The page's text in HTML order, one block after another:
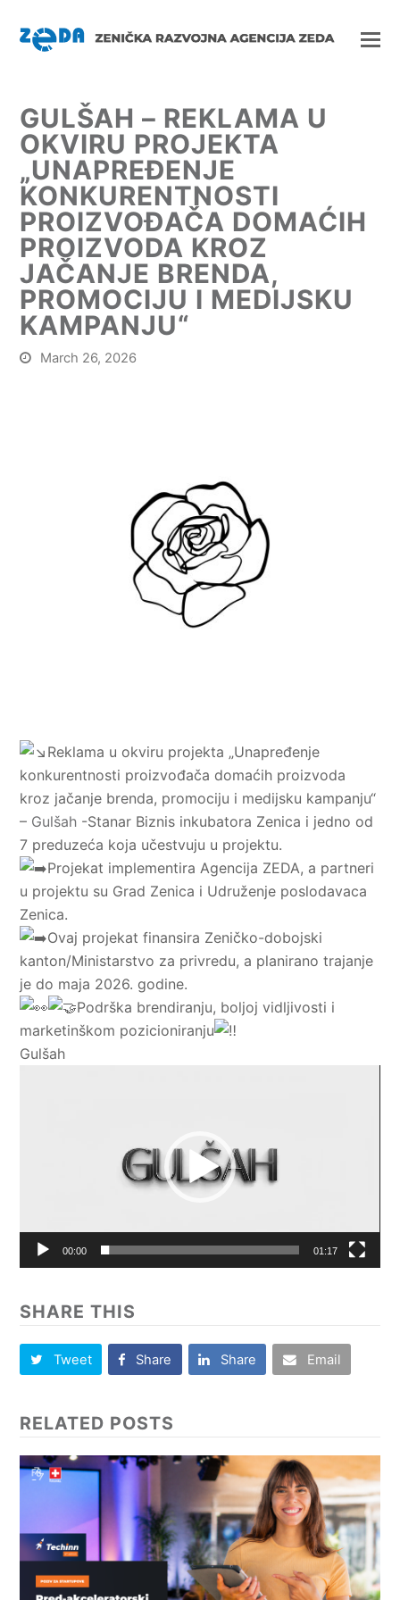
GULŠAH – REKLAMA U
OKVIRU PROJEKTA
„UNAPREĐENJE
KONKURENTNOSTI
PROIZVOĐAČA DOMAĆIH
PROIZVODA KROZ
JAČANJE BRENDA,
PROMOCIJU I MEDIJSKU
KAMPANJU“
March 26, 2026
Reklama u okviru projekta „Unapređenje
konkurentnosti proizvođača domaćih proizvoda
kroz jačanje brenda, promociju i medijsku kampanju“
– Gulšah -Stanar Biznis inkubatora Zenica i jedno od
7 preduzeća koja učestvuju u projektu.
Projekat implementira Agencija ZEDA, a partneri
u projektu su Grad Zenica i Udruženje poslodavaca
Zenica.
Ovaj projekat finansira Zeničko-dobojski
kanton/Ministarstvo za privredu, a planirano trajanje
je do maja 2026. godine.
Podrška brendiranju, boljoj vidljivosti i
marketinškom pozicioniranju
Gulšah
00:00 01:17
SHARE THIS
Tweet Share Share Email
RELATED POSTS